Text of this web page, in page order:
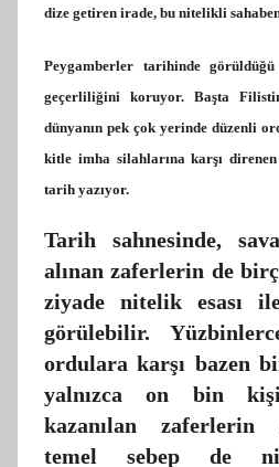
dize getiren irade, bu nitelikli
Peygamberler tarihinde
geçerliliğini koruyor. Başta
dünyanın pek çok yerinde düzenli
kitle imha silahlarına karşı
tarih yazıyor.
Tarih sahnesinde,
alınan zaferlerin de
ziyade nitelik esası
görülebilir.
ordulara karşı bazen
yalnızca on bin
kazanılan zaferlerin
temel sebep de